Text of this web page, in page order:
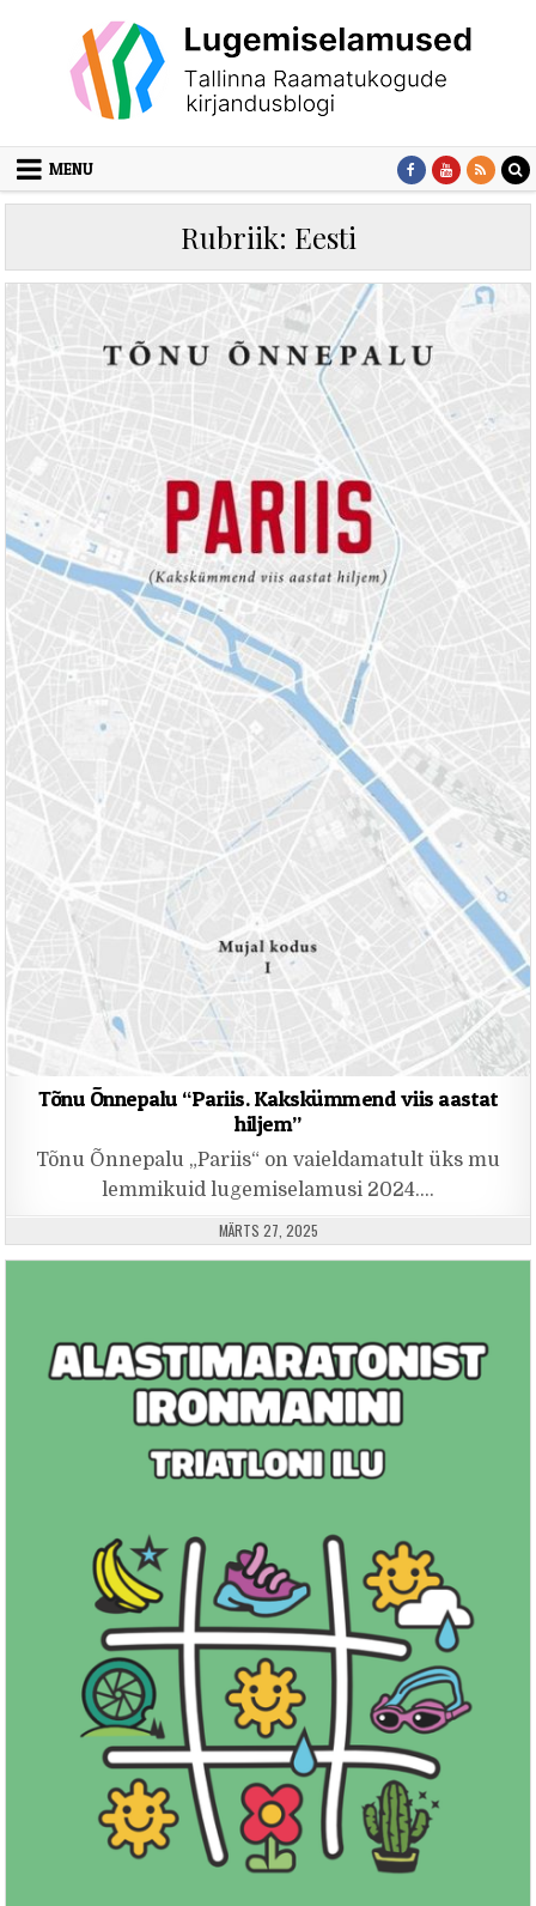
MENU
Rubriik: Eesti
Tõnu Õnnepalu “Pariis. Kakskümmend viis aastat
hiljem”
Tõnu Õnnepalu „Pariis“ on vaieldamatult üks mu
lemmikuid lugemiselamusi 2024….
PUBLISHED DATE:
MÄRTS 27, 2025